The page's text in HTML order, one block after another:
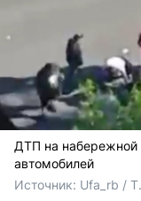
ДТП на набережной
автомобилей
Источник: Ufa_rb /